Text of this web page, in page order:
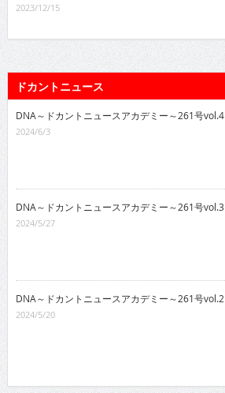
2023/12/15
ドカントニュース
DNA～ドカントニュースアカデミー～261号vol.4
2024/6/3
DNA～ドカントニュースアカデミー～261号vol.3
2024/5/27
DNA～ドカントニュースアカデミー～261号vol.2
2024/5/20